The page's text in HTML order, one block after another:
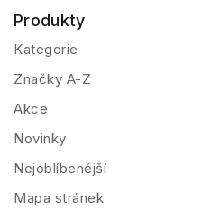
Produkty
Kategorie
Značky A-Z
Akce
Novinky
Nejoblíbenější
Mapa stránek